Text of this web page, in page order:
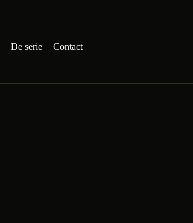
De serie Contact